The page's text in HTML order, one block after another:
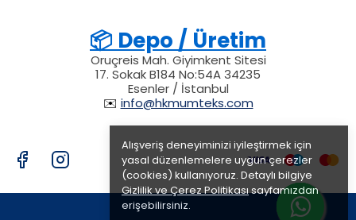
Alışveriş deneyiminizi iyileştirmek için
yasal düzenlemelere uygun çerezler
(cookies) kullanıyoruz. Detaylı bilgiye
Gizlilik ve Çerez Politikasısayfamızdan
erişebilirsiniz.
📦 Depo / Üretim
Oruçreis Mah. Giyimkent Sitesi
17. Sokak B184 No:54A 34235
Esenler / İstanbul
✉️ info@hkmumteks.com